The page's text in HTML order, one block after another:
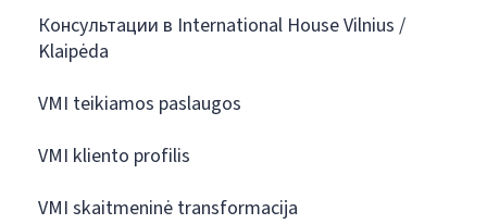
Консультации в International House Vilnius /
Klaipėda
VMI teikiamos paslaugos
VMI kliento profilis
VMI skaitmeninė transformacija